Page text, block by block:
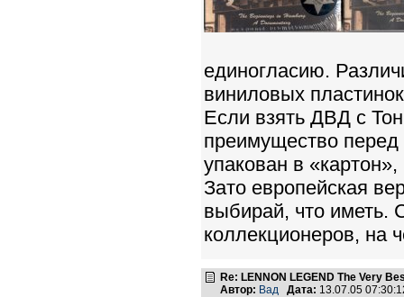
единогласию.
виниловых
Если взять ДВД с
преимущество
упакован в
Зато европейская
выбирай, что иметь.
коллекционеров, на
Re: LENNON LEGEND The Very
Автор: Вад Дата: 13.07.05